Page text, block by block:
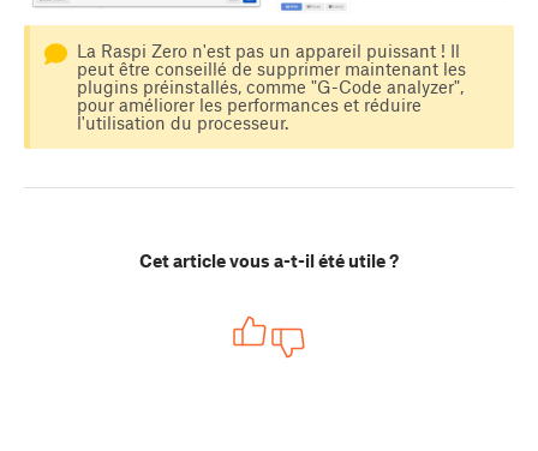
La Raspi Zero n'est pas un appareil puissant ! Il
peut être conseillé de supprimer maintenant les
plugins préinstallés, comme "G-Code analyzer",
pour améliorer les performances et réduire
l'utilisation du processeur.
Cet article vous a-t-il été utile ?